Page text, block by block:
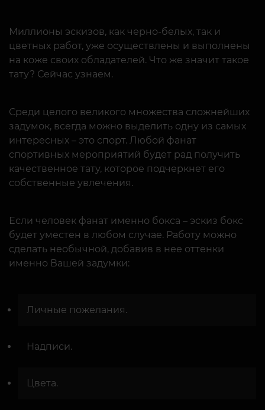
Миллионы эскизов, как черно-белых, так и
цветных работ, уже осуществлены и выполнены
на коже своих обладателей. Что же значит такое
тату? Сейчас узнаем.
Среди целого великого множества сложнейших
задумок, всегда можно выделить одну из самых
интересных – это спорт. Любой фанат
спортивных мероприятий будет рад получить
качественное тату, которое подчеркнет его
собственные увлечения.
Если человек фанат именно бокса – эскиз бокс
будет уместен в любом случае. Работу можно
сделать необычной, добавив в нее оттенки
именно Вашей задумки:
Личные пожелания.
Надписи.
Цвета.